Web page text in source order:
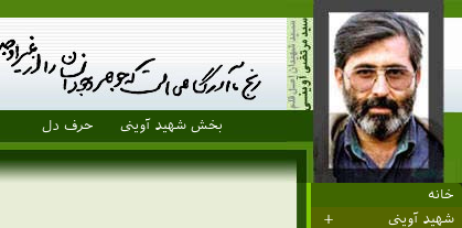
بخش شهید آوینی حرف دل
خانه
شهید آوینی